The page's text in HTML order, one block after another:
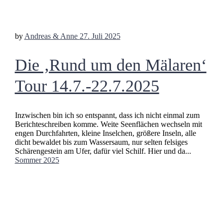
by Andreas & Anne 27. Juli 2025
Die ‚Rund um den Mälaren‘
Tour 14.7.-22.7.2025
Inzwischen bin ich so entspannt, dass ich nicht einmal zum
Berichteschreiben komme. Weite Seenflächen wechseln mit
engen Durchfahrten, kleine Inselchen, größere Inseln, alle
dicht bewaldet bis zum Wassersaum, nur selten felsiges
Schärengestein am Ufer, dafür viel Schilf. Hier und da...
Sommer 2025